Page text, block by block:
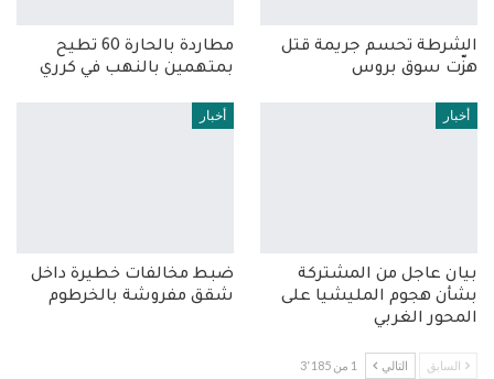
الشرطة تحسم جريمة قتل
هزّت سوق بروس
مطاردة بالحارة 60 تطيح
بمتهمين بالنهب في كرري
أخبار
بيان عاجل من المشتركة
بشأن هجوم المليشيا على
المحور الغربي
أخبار
ضبط مخالفات خطيرة داخل
شقق مفروشة بالخرطوم
السابق التالي 1 من 3٬185